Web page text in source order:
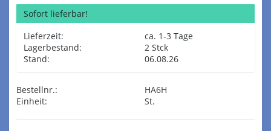
Sofort lieferbar!
Lieferzeit:
ca. 1-3 Tage
Lagerbestand:
2 Stck
Stand:
06.08.26
Bestellnr.:
HA6H
Einheit:
St.